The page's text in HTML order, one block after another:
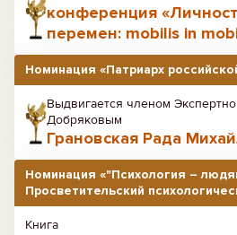
конференция
перемен: mobilis in
Номинация «Патриарх
Выдвигается членом
Добряковым
Грановская Рада
Номинация «"Психология –
Просветительский
Книга